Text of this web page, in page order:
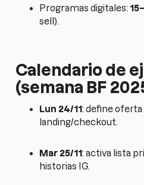
Programas digitales:
sell).
Calendario de
(semana BF
Lun 24/11: define oferta
landing/checkout.
Mar 25/11: activa lista
historias IG.